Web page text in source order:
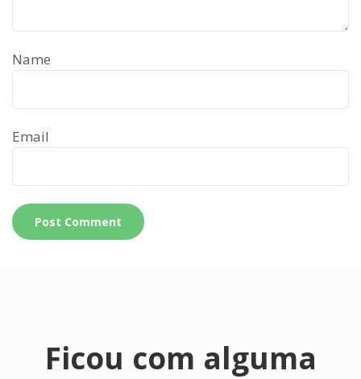
Name
Email
Ficou com alguma